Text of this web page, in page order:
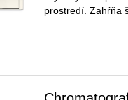
prostredí. Zahŕňa